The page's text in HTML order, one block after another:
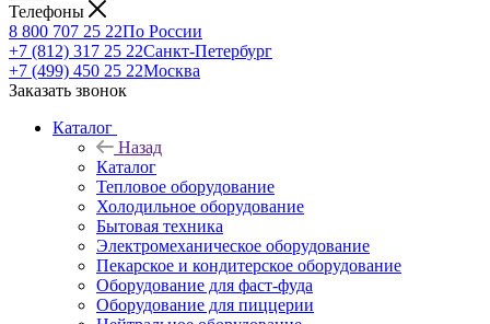
Телефоны
8 800 707 25 22По России
+7 (812) 317 25 22Санкт-Петербург
+7 (499) 450 25 22Москва
Заказать звонок
Каталог
Назад
Каталог
Тепловое оборудование
Холодильное оборудование
Бытовая техника
Электромеханическое оборудование
Пекарское и кондитерское оборудование
Оборудование для фаст-фуда
Оборудование для пиццерии